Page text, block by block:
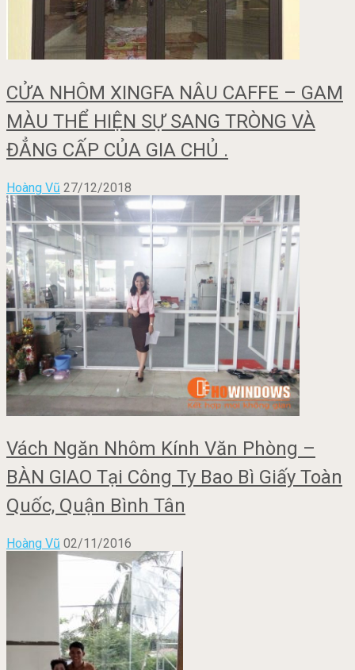
CỬA NHÔM XINGFA NÂU CAFFE – GAM
MÀU THỂ HIỆN SỰ SANG TRÒNG VÀ
ĐẲNG CẤP CỦA GIA CHỦ .
Hoàng Vũ 27/12/2018
Vách Ngăn Nhôm Kính Văn Phòng –
BÀN GIAO Tại Công Ty Bao Bì Giấy Toàn
Quốc, Quận Bình Tân
Hoàng Vũ 02/11/2016